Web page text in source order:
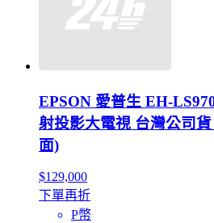
EPSON 愛普生 EH-
射投影大電視 台灣公司
面)
$129,000
下單再折
P幣